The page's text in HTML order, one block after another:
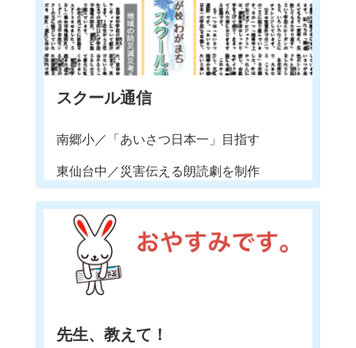
スクール通信
南郷小／「あいさつ日本一」目指す
東仙台中／災害伝える朗読劇を制作
先生、教えて！